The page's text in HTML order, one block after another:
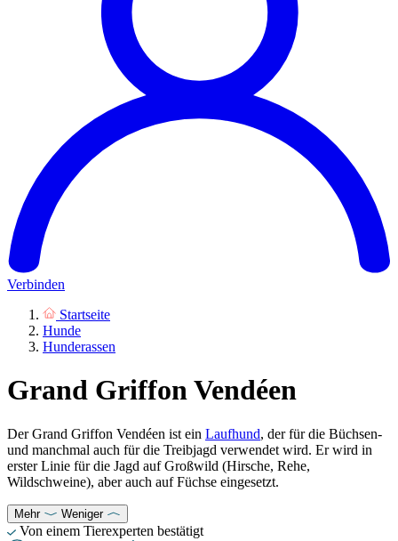
Verbinden
Startseite
Hunde
Hunderassen
Grand Griffon Vendéen
Der Grand Griffon Vendéen ist ein Laufhund, der für die Büchsen-
und manchmal auch für die Treibjagd verwendet wird. Er wird in
erster Linie für die Jagd auf Großwild (Hirsche, Rehe,
Wildschweine), aber auch auf Füchse eingesetzt.
Mehr Weniger
Von einem Tierexperten bestätigt